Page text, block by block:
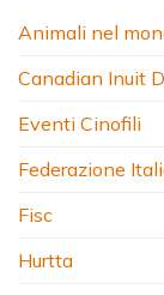
Animali nel
Canadian Inuit
Eventi Cinofili
Federazione
Fisc
Hurtta